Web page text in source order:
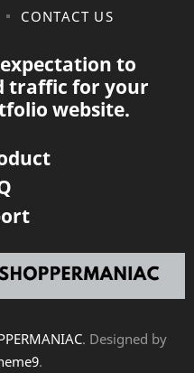
CONTACT US
to
traffic for your
website.
. Designed by
.